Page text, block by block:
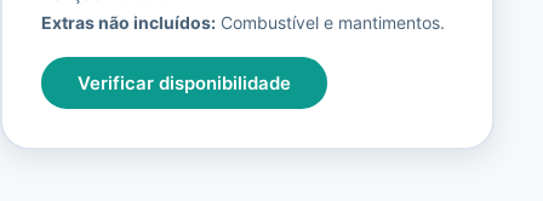
Extras não incluídos:Combustível e mantimentos.
Verificar disponibilidade